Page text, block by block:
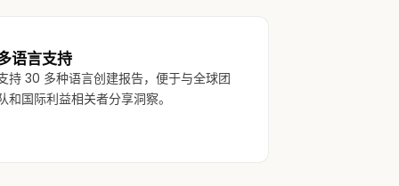
语言支持
持 30 多种语言创建报告，便于与全球团
和国际利益相关者分享洞察。